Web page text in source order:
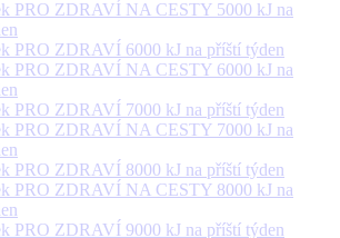
PRO ZDRAVÍ NA CESTY 5000 kJ na
PRO ZDRAVÍ 6000 kJ na příští týden
PRO ZDRAVÍ NA CESTY 6000 kJ na
PRO ZDRAVÍ 7000 kJ na příští týden
PRO ZDRAVÍ NA CESTY 7000 kJ na
PRO ZDRAVÍ 8000 kJ na příští týden
PRO ZDRAVÍ NA CESTY 8000 kJ na
PRO ZDRAVÍ 9000 kJ na příští týden